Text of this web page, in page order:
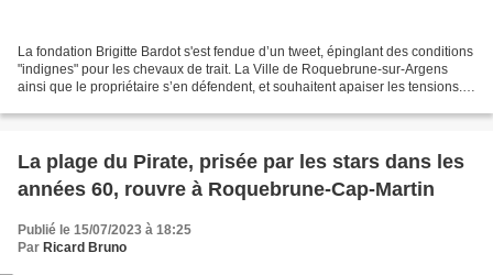
La fondation Brigitte Bardot s'est fendue d’un tweet, épinglant des conditions
"indignes" pour les chevaux de trait. La Ville de Roquebrune-sur-Argens
ainsi que le propriétaire s’en défendent, et souhaitent apaiser les tensions.
La plage du Pirate, prisée par les stars dans les
années 60, rouvre à Roquebrune-Cap-Martin
Publié le 15/07/2023 à 18:25
Par Ricard Bruno